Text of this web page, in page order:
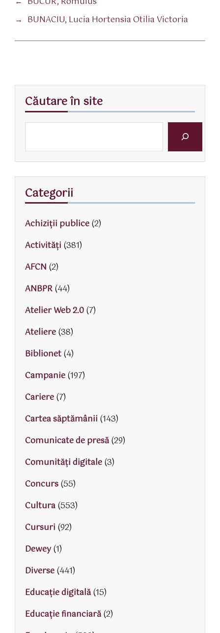
→ BUNACIU, Lucia Hortensia Otilia Victoria
Căutare în site
Categorii
Achiziții publice(2)
Activităţi (381)
AFCN (2)
ANBPR(44)
Atelier Web 2.0(7)
Ateliere(38)
Biblionet(4)
Campanie(197)
Cariere(7)
Cartea săptămânii (143)
Comunicate de presă(29)
Comunități digitale(3)
Concurs(55)
Cultura(553)
Cursuri (92)
Dewey(1)
Diverse(441)
Educaţie digitală(15)
Educaţie financiară(2)